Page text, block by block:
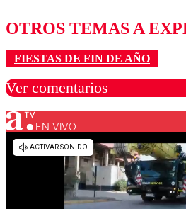
OTROS TEMAS A
FIESTAS DE FIN DE AÑO
Ver comentarios
Los comentarios son
diálogo
EN VIVO